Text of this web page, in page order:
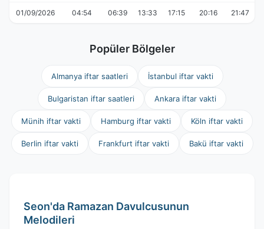
01/09/2026 04:54 06:39 13:33 17:15 20:16 21:47
Popüler Bölgeler
Almanya iftar saatleri İstanbul iftar vakti
Bulgaristan iftar saatleri Ankara iftar vakti
Münih iftar vakti Hamburg iftar vakti Köln iftar vakti
Berlin iftar vakti Frankfurt iftar vakti Bakü iftar vakti
Seon'da Ramazan Davulcusunun
Melodileri